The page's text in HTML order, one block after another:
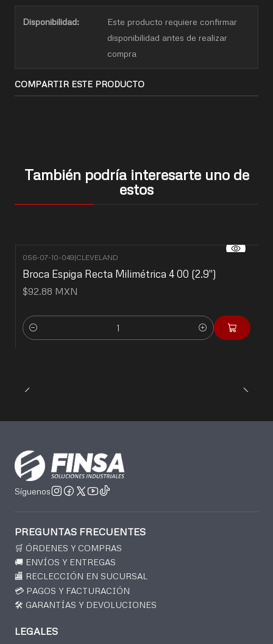
Disponibilidad:
Este producto requiere confirmar
disponibilidad antes de realizar
compra
COMPARTIR ESTE PRODUCTO
También podría interesarte uno de
estos
056-07-10-049|CLEVELAND
Broca Espiga Recta Milimétrica 4 00 (2.9")
$92.88 MXN
Cantidad
Síguenos
PREGUNTAS FRECUENTES
🛒 ÓRDENES Y COMPRAS
🚚 ENVÍOS Y ENTREGAS
🏬 RECLECCIÓN EN SUCURSAL
💳 PAGOS Y FACTURACIÓN
🛠️ GARANTÍAS Y DEVOLUCIONES
LEGALES